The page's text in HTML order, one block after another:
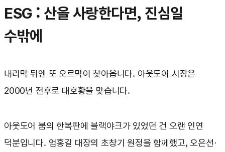
ESG : 산을 사랑한다면, 진심일
수밖에
내리막 뒤엔 또 오르막이 찾아옵니다. 아웃도어 시장은
2000년 전후로 대호황을 맞습니다.
아웃도어 붐의 한복판에 블랙야크가 있었던 건 오랜 인연
덕분입니다. 엄홍길 대장의 초창기 원정을 함께했고, 오은선·